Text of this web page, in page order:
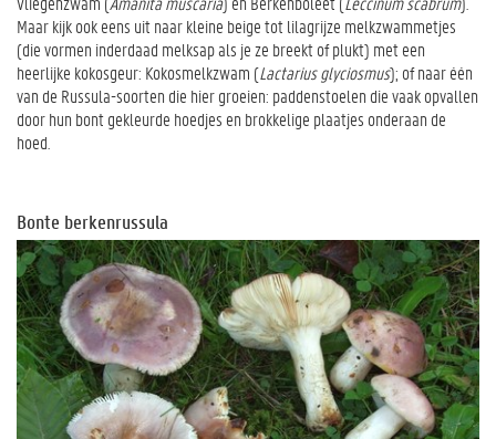
Maar kijk ook eens uit naar kleine beige tot lilagrijze melkzwammetjes
(die vormen inderdaad melksap als je ze breekt of plukt) met een
heerlijke kokosgeur: Kokosmelkzwam (Lactarius glyciosmus); of naar één
van de Russula-soorten die hier groeien: paddenstoelen die vaak opvallen
door hun bont gekleurde hoedjes en brokkelige plaatjes onderaan de
hoed.
Bonte berkenrussula